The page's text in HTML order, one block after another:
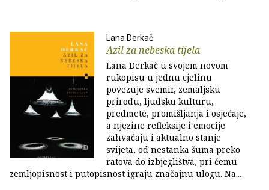
Lana Derkač
Azil za nebeska tijela
Lana Derkač u svojem novom
rukopisu u jednu cjelinu
povezuje svemir, zemaljsku
prirodu, ljudsku kulturu,
predmete, promišljanja i osjećaje,
a njezine refleksije i emocije
zahvaćaju i aktualno stanje
svijeta, od nestanka šuma preko
ratova do izbjeglištva, pri čemu
zemljopisnost i putopisnost igraju značajnu ulogu. Na...